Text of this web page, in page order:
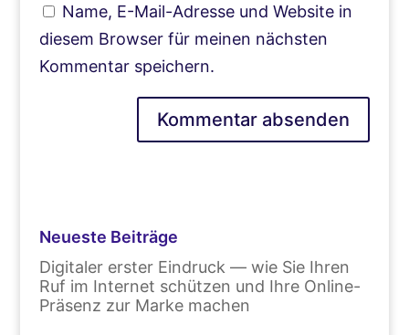
Name, E-Mail-Adresse und Website in
diesem Browser für meinen nächsten
Kommentar speichern.
Neueste Beiträge
Digitaler erster Eindruck — wie Sie Ihren
Ruf im Internet schützen und Ihre Online-
Präsenz zur Marke machen